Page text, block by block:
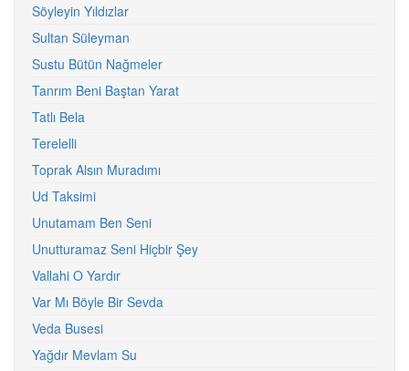
Söyleyin Yıldızlar
Sultan Süleyman
Sustu Bütün Nağmeler
Tanrım Beni Baştan Yarat
Tatlı Bela
Terelelli
Toprak Alsın Muradımı
Ud Taksimi
Unutamam Ben Seni
Unutturamaz Seni Hiçbir Şey
Vallahi O Yardır
Var Mı Böyle Bir Sevda
Veda Busesi
Yağdır Mevlam Su